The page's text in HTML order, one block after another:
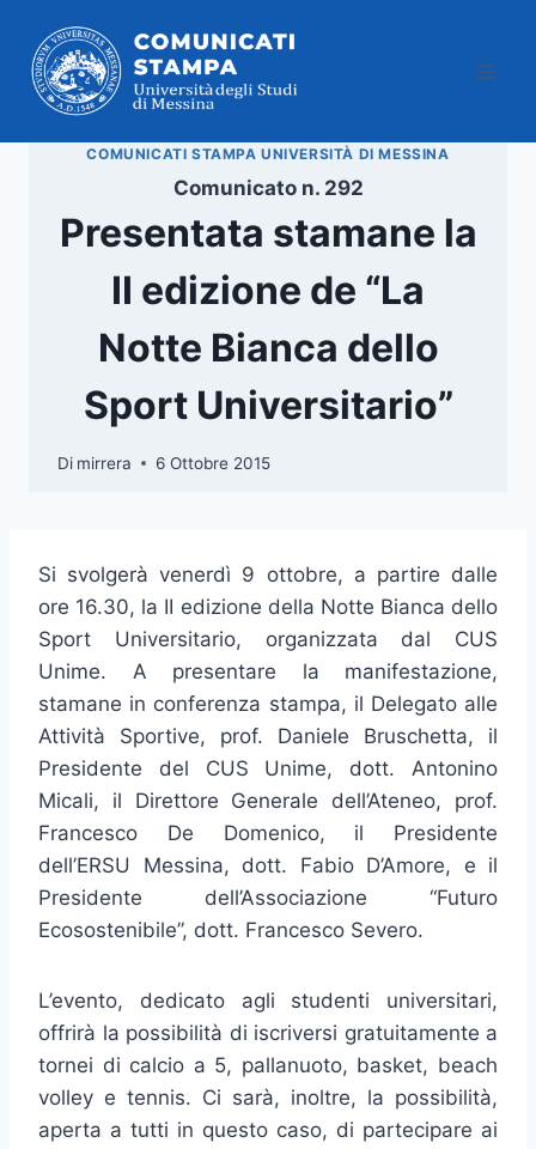
contenuto
COMUNICATI STAMPA UNIVERSITÀ DI MESSINA
Comunicato n. 292
Presentata stamane la
II edizione de “La
Notte Bianca dello
Sport Universitario”
Di mirrera 6 Ottobre 2015
Si svolgerà venerdì 9 ottobre, a partire dalle
ore 16.30, la II edizione della Notte Bianca dello
Sport Universitario, organizzata dal CUS
Unime. A presentare la manifestazione,
stamane in conferenza stampa, il Delegato alle
Attività Sportive, prof. Daniele Bruschetta, il
Presidente del CUS Unime, dott. Antonino
Micali, il Direttore Generale dell’Ateneo, prof.
Francesco De Domenico, il Presidente
dell’ERSU Messina, dott. Fabio D’Amore, e il
Presidente dell’Associazione “Futuro
Ecosostenibile”, dott. Francesco Severo.
L’evento, dedicato agli studenti universitari,
offrirà la possibilità di iscriversi gratuitamente a
tornei di calcio a 5, pallanuoto, basket, beach
volley e tennis. Ci sarà, inoltre, la possibilità,
aperta a tutti in questo caso, di partecipare ai